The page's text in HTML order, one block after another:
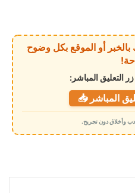
رأيك بالخبر أو الموقع بكل وضوح
التعليق المباشر:
المباشر 📥
وأخلاق دون تجريح.